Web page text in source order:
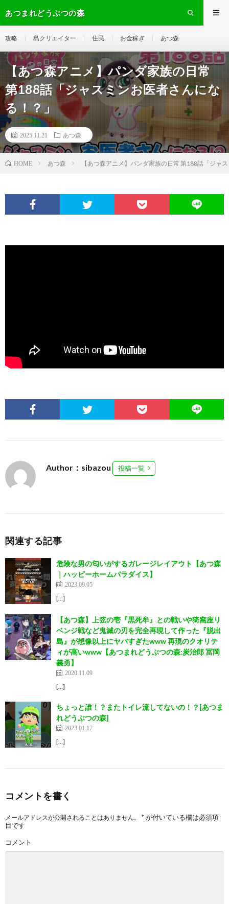
あつまれどうぶつの森
攻略 島クリエイター 住民 お金稼ぎ あつ森
【あつ森アニメ】パンダ家族の日常
第188話「ジャスミンお医者さんにな
る！？」
2025.11.21 あつ森
HOME あつ森 【あつ森アニメ】パンダ家族の日常 第188話「ジャ
Author：sibazou 投稿一覧
関連する記事
危険な男の匂いがするガレージレイアウト【あつ森
｜ハッピーホームパラダイス】
2023.09.05
[…]
【あつ森】上弦の壱『黒死牟』との戦いや猗窩座リ
ベンジ戦など鬼滅の刃を完全再現して作った『脱出
島』が想像以上にヤバすぎたwww 再現のクオリテ
ィが高いwww【あつまれどうぶつの森:炭治郎 冨岡
義勇】
2020.11.09
[…]
ちょっと誰！？またトイレ流してないの！？[あつま
れどうぶつの森]
2023.01.17
[…]
コメントを書く
メールアドレスが公開されることはありません。 *が付いている欄は必須項
目です
コメント